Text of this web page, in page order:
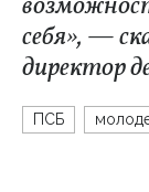
себя», —
директор
ПСБ